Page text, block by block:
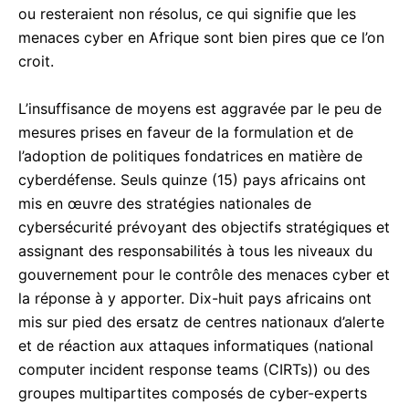
ou resteraient non résolus, ce qui signifie que les
menaces cyber en Afrique sont bien pires que ce l’on
croit.
L’insuffisance de moyens est aggravée par le peu de
mesures prises en faveur de la formulation et de
l’adoption de politiques fondatrices en matière de
cyberdéfense. Seuls quinze (15) pays africains ont
mis en œuvre des stratégies nationales de
cybersécurité prévoyant des objectifs stratégiques et
assignant des responsabilités à tous les niveaux du
gouvernement pour le contrôle des menaces cyber et
la réponse à y apporter. Dix-huit pays africains ont
mis sur pied des ersatz de centres nationaux d’alerte
et de réaction aux attaques informatiques (national
computer incident response teams (CIRTs)) ou des
groupes multipartites composés de cyber-experts